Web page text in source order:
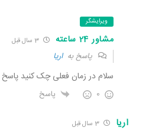
ویرایشگر
مشاور 24 ساعته 3 سال قبل
پاسخ بهاریا
سلام در زمان فعلی چک کنید
0 پاسخ
اریا 3 سال قبل